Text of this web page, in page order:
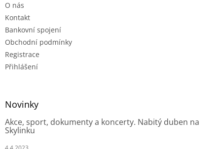
O nás
Kontakt
Bankovní spojení
Obchodní podmínky
Registrace
Přihlášení
Novinky
Akce, sport, dokumenty a koncerty. Nabitý duben na
Skylinku